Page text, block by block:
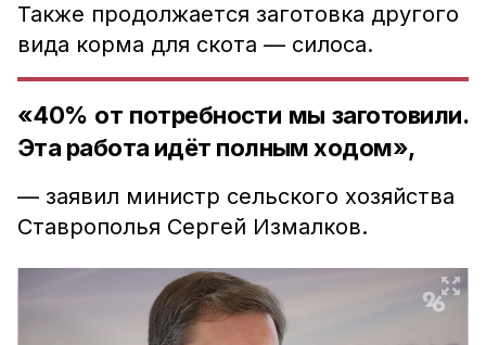
Также продолжается заготовка другого
вида корма для скота — силоса.
«40% от потребности мы заготовили.
Эта работа идёт полным ходом»,
— заявил министр сельского хозяйства
Ставрополья Сергей Измалков.